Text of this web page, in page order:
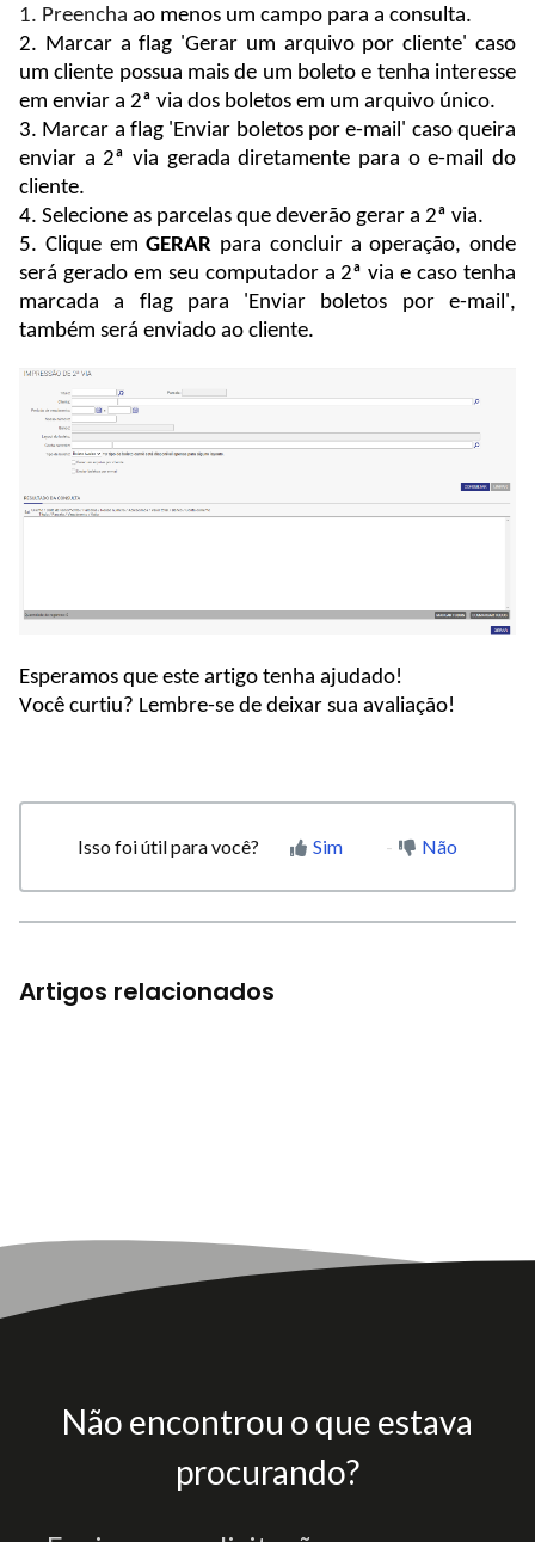
1. Preencha ao menos um campo para a consulta.
2. Marcar a flag 'Gerar um arquivo por cliente' caso
um cliente possua mais de um boleto e tenha interesse
em enviar a 2ª via dos boletos em um arquivo único.
3. Marcar a flag 'Enviar boletos por e-mail' caso queira
enviar a 2ª via gerada diretamente para o e-mail do
cliente.
4. Selecione as parcelas que deverão gerar a 2ª via.
5. Clique emGERAR para concluir a operação, onde
será gerado em seu computador a 2ª via e caso tenha
marcada a flag para 'Enviar boletos por e-mail',
também será enviado ao cliente.
Esperamos que este artigo tenha ajudado!
Você curtiu? Lembre-se de deixar sua avaliação!
Isso foi útil para você? Sim Não
Artigos relacionados
Não encontrou o que estava
procurando?